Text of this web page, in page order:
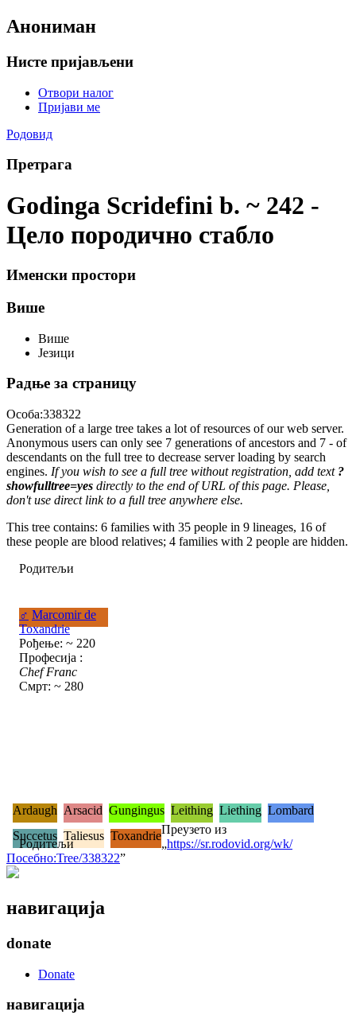
Анониман
Нисте пријављени
Отвори налог
Пријави ме
Родовид
Претрага
Godinga Scridefini b. ~ 242 -
Цело породично стабло
Именски простори
Више
Више
Језици
Радње за страницу
Особа:338322
Generation of a large tree takes a lot of resources of our web server.
Anonymous users can only see 7 generations of ancestors and 7 - of
descendants on the full tree to decrease server loading by search
engines. If you wish to see a full tree without registration, add text ?
showfulltree=yes directly to the end of URL of this page. Please,
don't use direct link to a full tree anywhere else.
This tree contains: 6 families with 35 people in 9 lineages, 16 of
these people are blood relatives; 4 families with 2 people are hidden.
Родитељи
♂ Marcomir de
Toxandrie
Рођење: ~ 220
Професија :
Chef Franc
Смрт: ~ 280
Родитељи
Ardaugh Arsacid Gungingus Leithing Liething Lombard
Succetus Taliesus ToxandrieПреузето из
„https://sr.rodovid.org/wk/
Посебно:Tree/338322”
навигација
donate
Donate
навигација